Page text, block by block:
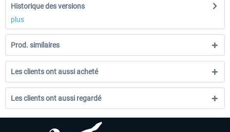
Historique des versions
plus
Prod. similaires
Les clients ont aussi acheté
Les clients ont aussi regardé